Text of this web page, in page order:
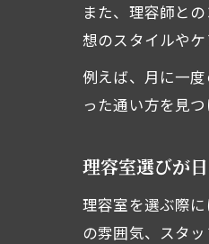
また、理容師と
想のスタイルや
例えば、月に一
った通い方を見
理容室選びが
理容室を選ぶ際
の雰囲気、スタ